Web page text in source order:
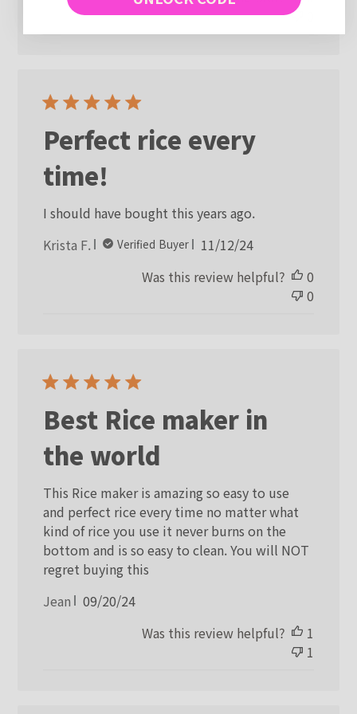
Perfect rice every
time!
I should have bought this years ago.
Krista F.
Verified Buyer
Published
11/12/24
Was this review helpful?
0
0
Best Rice maker in
the world
This Rice maker is amazing so easy to use
and perfect rice every time no matter what
kind of rice you use it never burns on the
bottom and is so easy to clean. You will NOT
regret buying this
Jean
Published
09/20/24
Was this review helpful?
1
1